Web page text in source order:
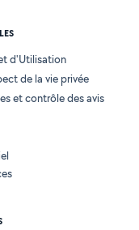
d'Utilisation
de la vie privée
et contrôle des avis